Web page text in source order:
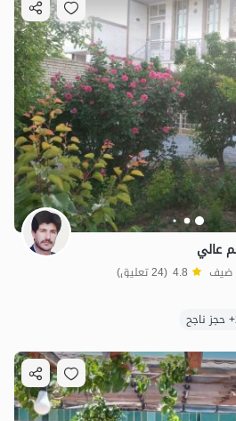
عالي
4.8 (24 تعليق)